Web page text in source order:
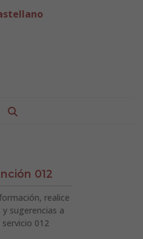
012
realice
sugerencias a
012